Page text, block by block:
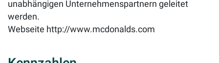
unabhängigen Unternehmenspartnern geleitet
werden.
Webseite http://www.mcdonalds.com